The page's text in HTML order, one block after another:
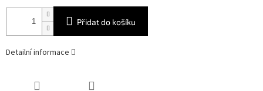
Přidat do košíku
Detailní informace